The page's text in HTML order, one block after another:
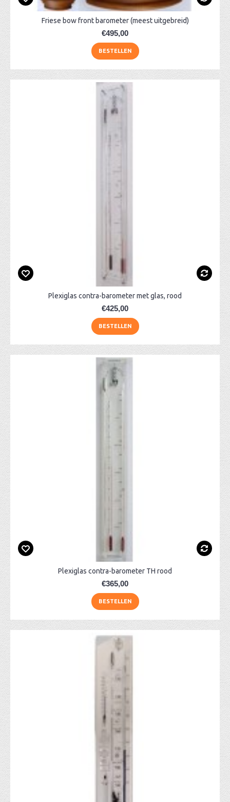
Friese bow front barometer (meest uitgebreid)
€495,00
BESTELLEN
Plexiglas contra-barometer met glas, rood
€425,00
BESTELLEN
Plexiglas contra-barometer TH rood
€365,00
BESTELLEN